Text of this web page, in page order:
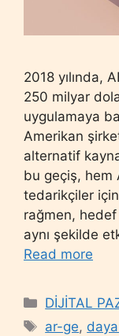
2018 yılında,
250 milyar
uygulamaya
Amerikan
alternatif
bu geçiş, hem
tedarikçiler
rağmen,
aynı şekilde
Read more
Categories
DİJİTAL
Tags
ar-ge,